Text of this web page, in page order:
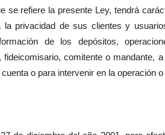
se refiere la presente Ley, tendrá
la privacidad de sus clientes y
de los depósitos,
fideicomisario, comitente o mandante,
o para intervenir en la operación